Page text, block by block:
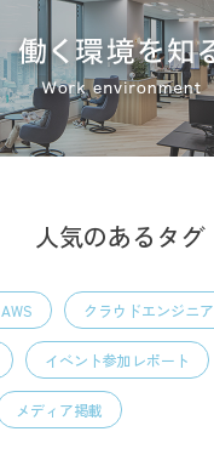
人気のあるタグ
AWS クラウドエンジニア
イベント参加レポート
メディア掲載